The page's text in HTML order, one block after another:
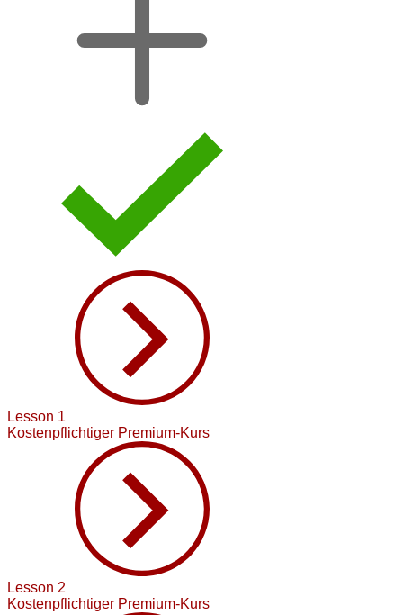
Lesson 1
Kostenpflichtiger Premium-Kurs
Lesson 2
Kostenpflichtiger Premium-Kurs